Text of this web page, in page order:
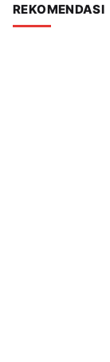
REKOMENDASI